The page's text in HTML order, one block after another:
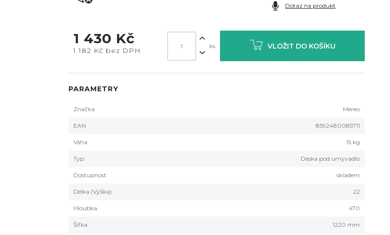
Dotaz na produkt
1 430 Kč
1 182 Kč bez DPH
ks VLOŽIT DO KOŠÍKU
PARAMETRY
Značka Mereo
EAN 8592480085711
Váha 15 kg
Typ Deska pod umyvadlo
Dostupnost skladem
Délka (Výška) 22
Hloubka 470
Šířka 1220 mm